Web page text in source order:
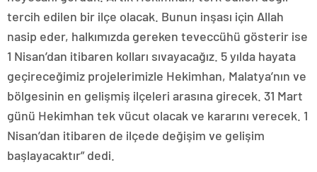
tercih edilen bir ilçe olacak. Bunun inşası için Allah
nasip eder, halkımızda gereken teveccühü gösterir ise
1 Nisan’dan itibaren kolları sıvayacağız. 5 yılda hayata
geçireceğimiz projelerimizle Hekimhan, Malatya’nın ve
bölgesinin en gelişmiş ilçeleri arasına girecek. 31 Mart
günü Hekimhan tek vücut olacak ve kararını verecek. 1
Nisan’dan itibaren de ilçede değişim ve gelişim
başlayacaktır” dedi.